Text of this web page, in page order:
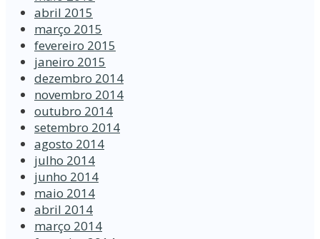
abril 2015
março 2015
fevereiro 2015
janeiro 2015
dezembro 2014
novembro 2014
outubro 2014
setembro 2014
agosto 2014
julho 2014
junho 2014
maio 2014
abril 2014
março 2014